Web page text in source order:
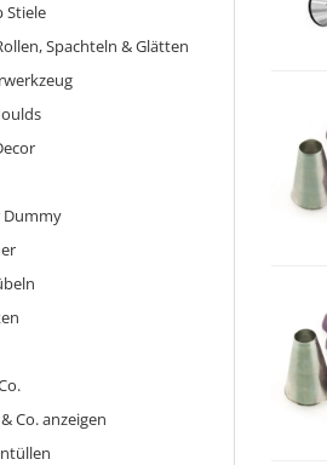
Stiele
Spachteln & Glätten
Co. anzeigen